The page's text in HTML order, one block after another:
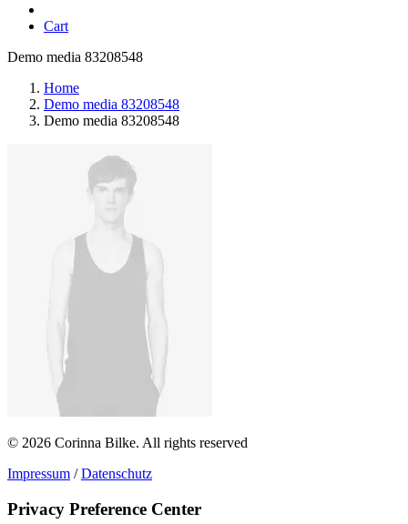
Cart
Demo media 83208548
Home
Demo media 83208548
Demo media 83208548
© 2026 Corinna Bilke. All rights reserved
Impressum /Datenschutz
Privacy Preference Center